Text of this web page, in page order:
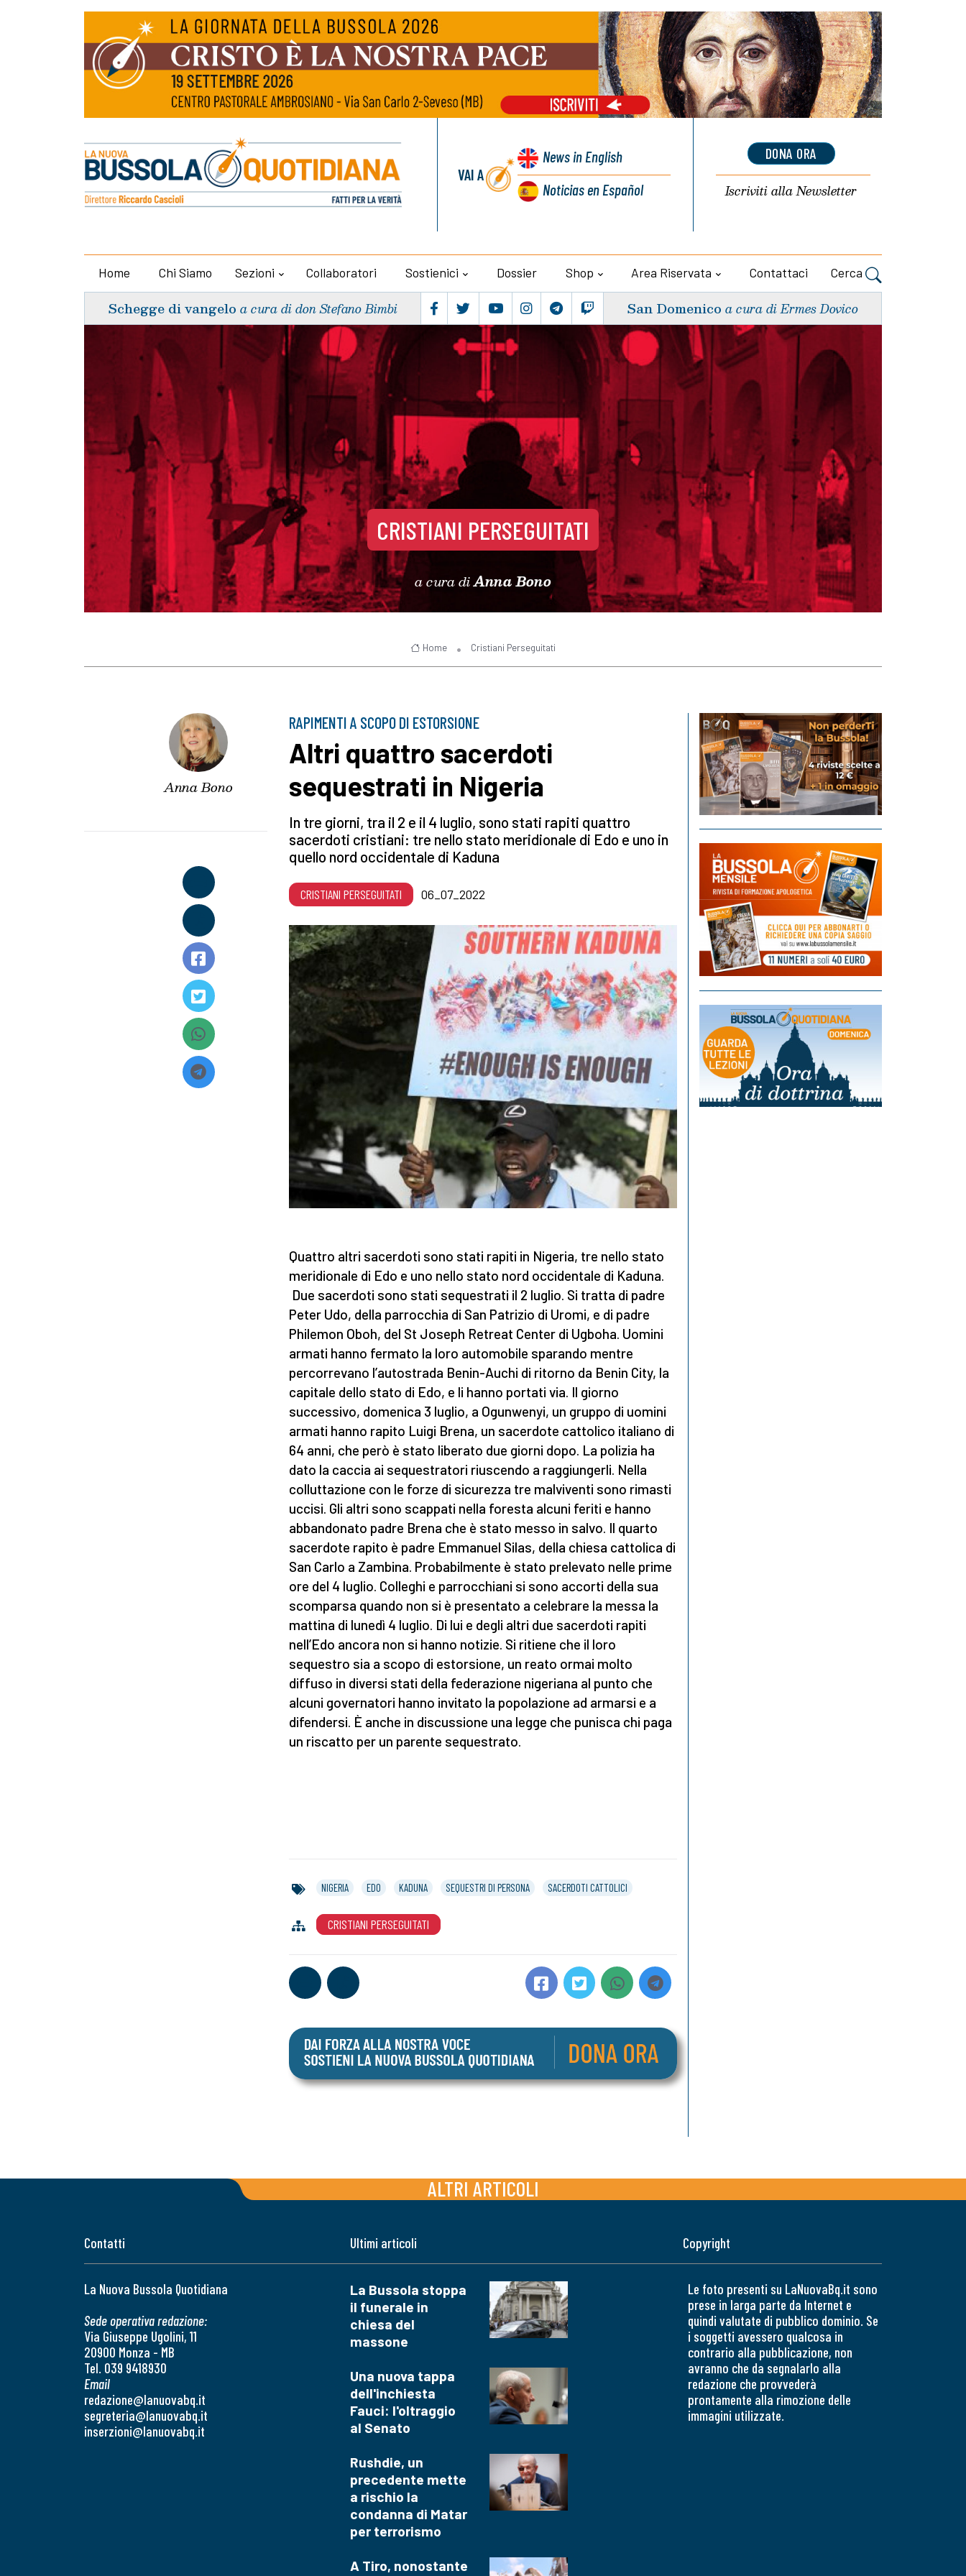
VAI A
Newsin English
Noticiasen Español
DONA ORA
Iscriviti allaNewsletter
Home Chi Siamo Sezioni Collaboratori Sostienici Dossier Shop Area Riservata Contattaci Cerca
Schegge di vangelo a cura di don Stefano Bimbi San Domenico a cura di Ermes Dovico
CRISTIANI PERSEGUITATI
a cura diAnna Bono
Home Cristiani Perseguitati
Anna Bono
RAPIMENTI A SCOPO DI ESTORSIONE
Altri quattro sacerdoti
sequestrati in Nigeria
In tre giorni, tra il 2 e il 4 luglio, sono stati rapiti quattro
sacerdoti cristiani: tre nello stato meridionale di Edo e uno in
quello nord occidentale di Kaduna
CRISTIANI PERSEGUITATI 06_07_2022
Quattro altri sacerdoti sono stati rapiti in Nigeria, tre nello stato
meridionale di Edo e uno nello stato nord occidentale di Kaduna.
Due sacerdoti sono stati sequestrati il 2 luglio. Si tratta di padre
Peter Udo, della parrocchia di San Patrizio di Uromi, e di padre
Philemon Oboh, del St Joseph Retreat Center di Ugboha. Uomini
armati hanno fermato la loro automobile sparando mentre
percorrevano l’autostrada Benin-Auchi di ritorno da Benin City, la
capitale dello stato di Edo, e li hanno portati via. Il giorno
successivo, domenica 3 luglio, a Ogunwenyi, un gruppo di uomini
armati hanno rapito Luigi Brena, un sacerdote cattolico italiano di
64 anni, che però è stato liberato due giorni dopo. La polizia ha
dato la caccia ai sequestratori riuscendo a raggiungerli. Nella
colluttazione con le forze di sicurezza tre malviventi sono rimasti
uccisi. Gli altri sono scappati nella foresta alcuni feriti e hanno
abbandonato padre Brena che è stato messo in salvo. Il quarto
sacerdote rapito è padre Emmanuel Silas, della chiesa cattolica di
San Carlo a Zambina. Probabilmente è stato prelevato nelle prime
ore del 4 luglio. Colleghi e parrocchiani si sono accorti della sua
scomparsa quando non si è presentato a celebrare la messa la
mattina di lunedì 4 luglio. Di lui e degli altri due sacerdoti rapiti
nell’Edo ancora non si hanno notizie. Si ritiene che il loro
sequestro sia a scopo di estorsione, un reato ormai molto
diffuso in diversi stati della federazione nigeriana al punto che
alcuni governatori hanno invitato la popolazione ad armarsi e a
difendersi. È anche in discussione una legge che punisca chi paga
un riscatto per un parente sequestrato.
NIGERIA EDO KADUNA SEQUESTRI DI PERSONA SACERDOTI CATTOLICI
CRISTIANI PERSEGUITATI
ALTRI ARTICOLI
Contatti
La Nuova Bussola Quotidiana
Sede operativa redazione:
Via Giuseppe Ugolini, 11
20900 Monza - MB
Tel. 039 9418930
Email
redazione@lanuovabq.it
segreteria@lanuovabq.it
inserzioni@lanuovabq.it
Ultimi articoli
La Bussola stoppa
il funerale in
chiesa del
massone
Una nuova tappa
dell'inchiesta
Fauci: l'oltraggio
al Senato
Rushdie, un
precedente mette
a rischio la
condanna di Matar
per terrorismo
A Tiro, nonostante
Copyright
Le foto presenti su LaNuovaBq.it sono
prese in larga parte da Internet e
quindi valutate di pubblico dominio. Se
i soggetti avessero qualcosa in
contrario alla pubblicazione, non
avranno che da segnalarlo alla
redazione che provvederà
prontamente alla rimozione delle
immagini utilizzate.